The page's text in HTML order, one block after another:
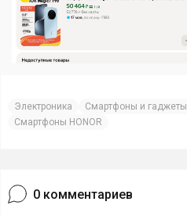
Электроника Смартфоны и гаджеты
Смартфоны HONOR
0 комментариев